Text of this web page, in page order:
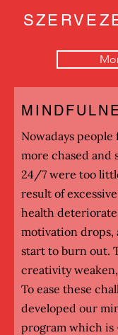
Nowadays people
more chased and
24/7 were too
result of
health
motivation drops,
start to burn out.
creativity
To ease these
developed our
program which is